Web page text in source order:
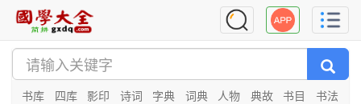
书库 四库 影印 诗词 字典 词典 人物 典故 书目 书法